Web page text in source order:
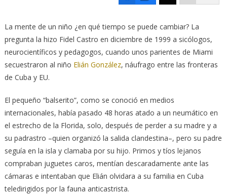
La mente de un niño ¿en qué tiempo se puede cambiar? La
pregunta la hizo Fidel Castro en diciembre de 1999 a sicólogos,
neurocientíficos y pedagogos, cuando unos parientes de Miami
secuestraron al niño Elián González, náufrago entre las fronteras
de Cuba y EU.
El pequeño “balserito”, como se conoció en medios
internacionales, había pasado 48 horas atado a un neumático en
el estrecho de la Florida, solo, después de perder a su madre y a
su padrastro –quien organizó la salida clandestina–, pero su padre
seguía en la isla y clamaba por su hijo. Primos y tíos lejanos
compraban juguetes caros, mentían descaradamente ante las
cámaras e intentaban que Elián olvidara a su familia en Cuba
teledirigidos por la fauna anticastrista.